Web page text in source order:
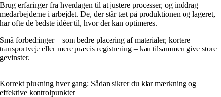
Brug erfaringer fra hverdagen til at justere processer, og inddrag
medarbejderne i arbejdet. De, der står tæt på produktionen og lageret,
har ofte de bedste idéer til, hvor der kan optimeres.
Små forbedringer – som bedre placering af materialer, kortere
transportveje eller mere præcis registrering – kan tilsammen give store
gevinster.
Korrekt plukning hver gang: Sådan sikrer du klar mærkning og
effektive kontrolpunkter